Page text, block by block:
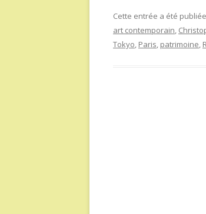
Cette entrée a été
art contemporain,
Tokyo, Paris, patrimoine,